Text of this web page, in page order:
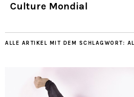
Culture Mondial
ALLE ARTIKEL MIT DEM SCHLAGWORT: